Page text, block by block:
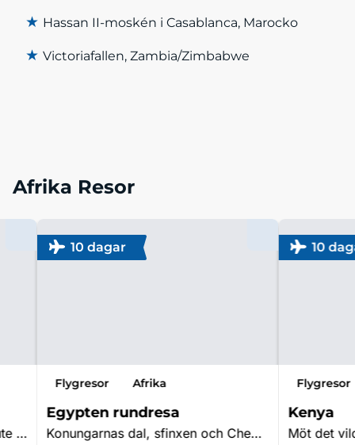
★ Hassan II-moskén i Casablanca, Marocko
★ Victoriafallen, Zambia/Zimbabwe
Afrika Resor
Kruger nationalpark, Garden Route och Kapstaden
10 dagar
Flygresor Afrika
Egypten rundresa
Konungarnas dal, sfinxen och Cheops-pyramiden i Giza
10
Flygresor
Kenya